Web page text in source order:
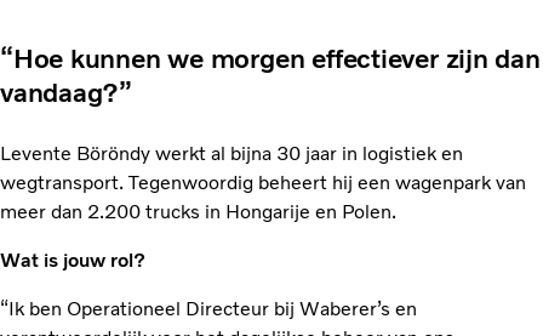
“Hoe kunnen we morgen effectiever zijn dan
vandaag?”
Levente Böröndy werkt al bijna 30 jaar in logistiek en
wegtransport. Tegenwoordig beheert hij een wagenpark van
meer dan 2.200 trucks in Hongarije en Polen.
Wat is jouw rol?
“Ik ben Operationeel Directeur bij Waberer’s en